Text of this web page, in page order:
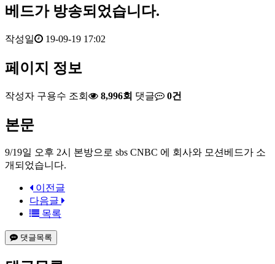
베드가 방송되었습니다.
작성일 19-09-19 17:02
페이지 정보
작성자 구용수 조회 8,996회 댓글 0건
본문
9/19일 오후 2시 본방으로 sbs CNBC 에 회사와 모션베드가 소
개되었습니다.
이전글
다음글
목록
댓글목록